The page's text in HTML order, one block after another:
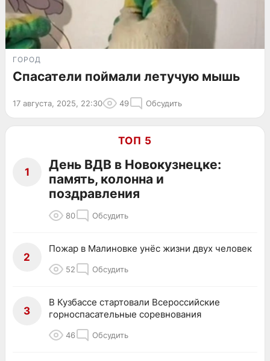
ГОРОД
Спасатели поймали летучую мышь
17 августа, 2025, 22:30 49 Обсудить
ТОП 5
1
День ВДВ в Новокузнецке:
память, колонна и
поздравления
80 Обсудить
2
Пожар в Малиновке унёс жизни двух человек
52 Обсудить
3
В Кузбассе стартовали Всероссийские
горноспасательные соревнования
46 Обсудить